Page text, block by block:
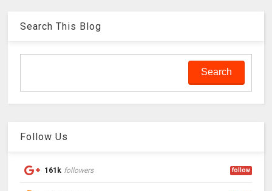
Search This Blog
Follow Us
161k followers follow